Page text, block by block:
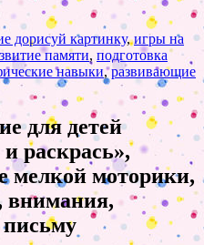
дорисуй картинку,игры на
памяти, подготовка
навыки,развивающие
для детей
раскрась»,
мелкой моторики,
внимания,
письму